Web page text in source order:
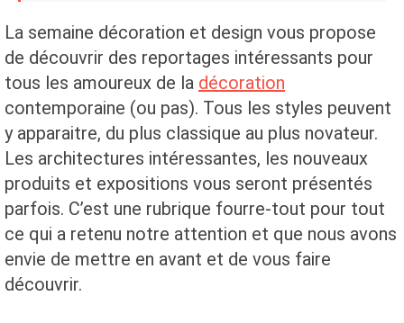
La semaine décoration et design vous propose
de découvrir des reportages intéressants pour
tous les amoureux de la décoration
contemporaine (ou pas). Tous les styles peuvent
y apparaitre, du plus classique au plus novateur.
Les architectures intéressantes, les nouveaux
produits et expositions vous seront présentés
parfois. C’est une rubrique fourre-tout pour tout
ce qui a retenu notre attention et que nous avons
envie de mettre en avant et de vous faire
découvrir.